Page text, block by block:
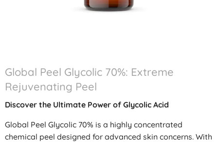
Global Peel Glycolic 70%: Extreme
Rejuvenating Peel
Discover the Ultimate Power of Glycolic Acid
Global Peel Glycolic 70% is a highly concentrated
chemical peel designed for advanced skin concerns. With